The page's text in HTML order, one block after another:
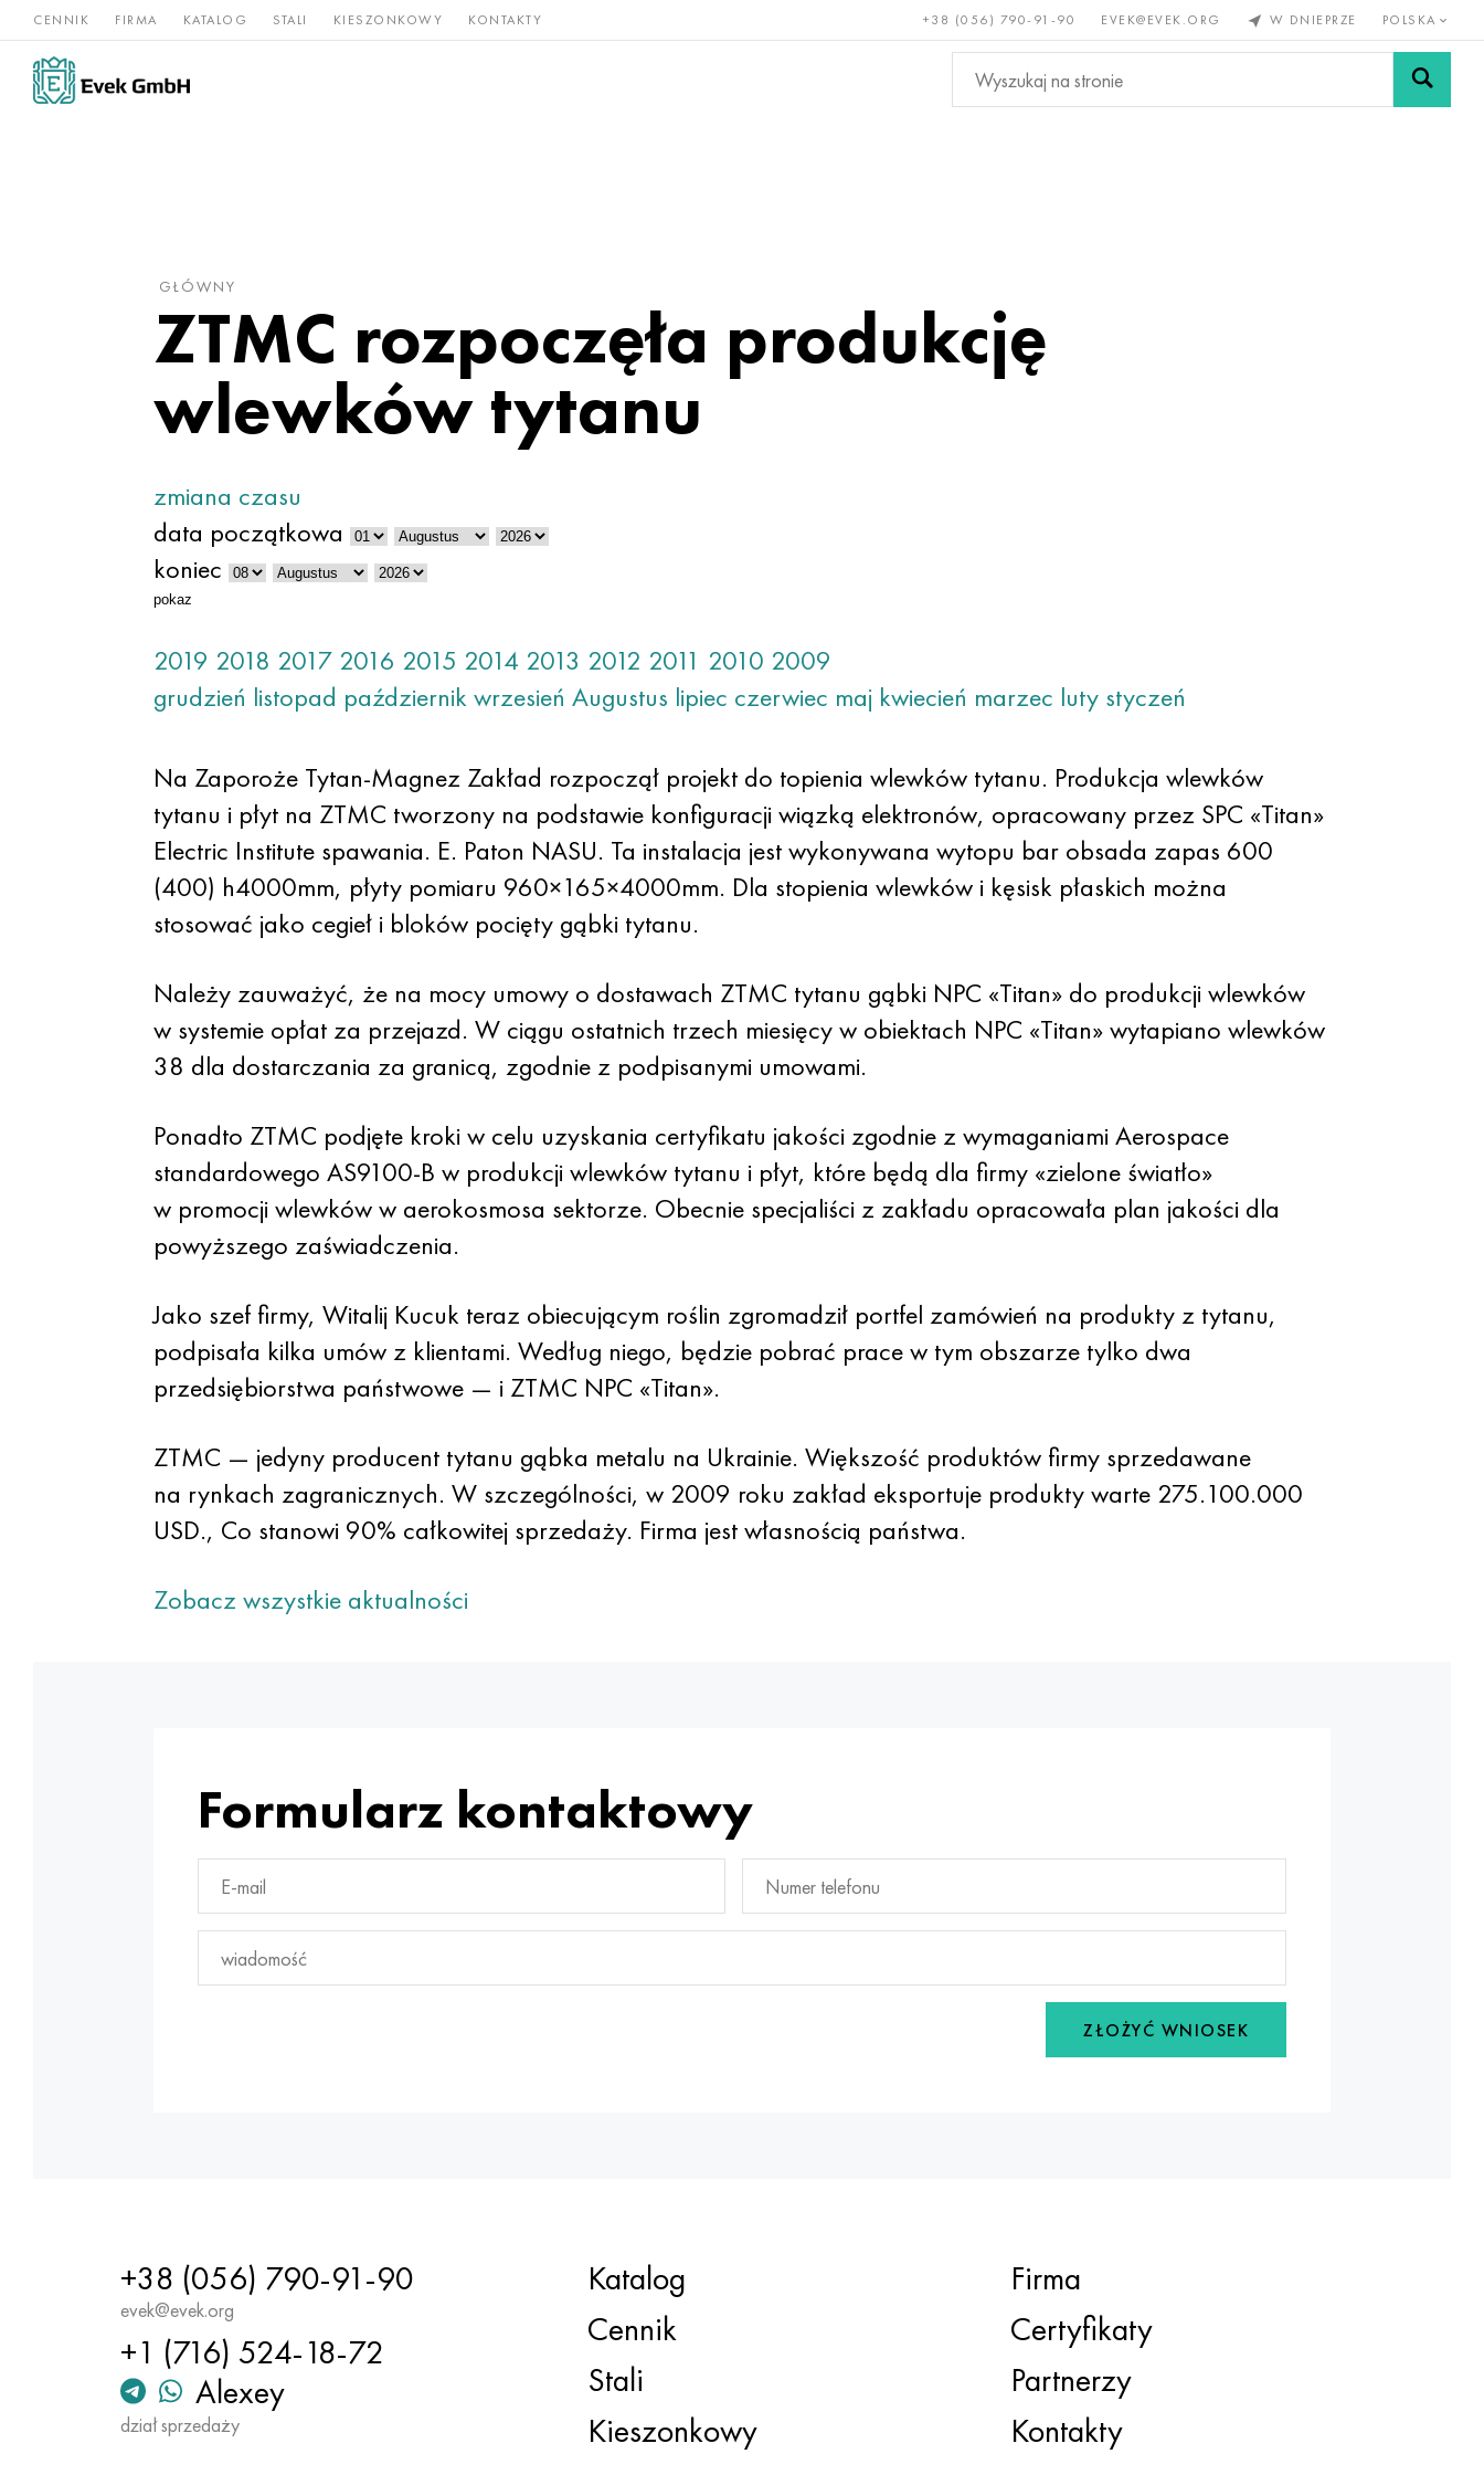
CENNIK FIRMA KATALOG STALI KIESZONKOWY KONTAKTY +38 (056) 790-91-90 EVEK@EVEK.ORG W DNIEPRZE POLSKA
Stopy
niklu
Stal Rzadkie i Brąz, miedź, Metale
nieżelazne
Stali Siatki i
GŁÓWNY
ZTMC rozpoczęła produkcję
wlewków tytanu
zmiana czasu
data początkowa
koniec
pokaz
2019 2018 2017 2016 2015 2014 2013 2012 2011 2010 2009
grudzień listopad październikwrzesień Augustus lipiec czerwiec maj kwiecień marzec luty styczeń
Na Zaporoże Tytan-Magnez Zakład rozpoczął projekt do topienia wlewków tytanu. Produkcja wlewków
tytanu i płyt na ZTMC tworzony na podstawie konfiguracji wiązką elektronów, opracowany przez SPC «Titan»
Electric Institute spawania. E. Paton NASU. Ta instalacja jest wykonywana wytopu bar obsada zapas 600
(400) h4000mm, płyty pomiaru 960×165×4000mm. Dla stopienia wlewków i kęsisk płaskich można
stosować jako cegieł i bloków pocięty gąbki tytanu.
Należy zauważyć, że na mocy umowy o dostawach ZTMC tytanu gąbki NPC «Titan» do produkcji wlewków
w systemie opłat za przejazd. W ciągu ostatnich trzech miesięcy w obiektach NPC «Titan» wytapiano wlewków
38 dla dostarczania za granicą, zgodnie z podpisanymi umowami.
Ponadto ZTMC podjęte kroki w celu uzyskania certyfikatu jakości zgodnie z wymaganiami Aerospace
standardowego AS9100-B w produkcji wlewków tytanu i płyt, które będą dla firmy «zielone światło»
w promocji wlewków w aerokosmosa sektorze. Obecnie specjaliści z zakładu opracowała plan jakości dla
powyższego zaświadczenia.
Jako szef firmy, Witalij Kucuk teraz obiecującym roślin zgromadził portfel zamówień na produkty z tytanu,
podpisała kilka umów z klientami. Według niego, będzie pobrać prace w tym obszarze tylko dwa
przedsiębiorstwa państwowe — i ZTMC NPC «Titan».
ZTMC — jedyny producent tytanu gąbka metalu na Ukrainie. Większość produktów firmy sprzedawane
na rynkach zagranicznych. W szczególności, w 2009 roku zakład eksportuje produkty warte 275.100.000
USD., Co stanowi 90% całkowitej sprzedaży. Firma jest własnością państwa.
Zobacz wszystkie aktualności
Formularz kontaktowy
ZŁOŻYĆ WNIOSEK
+38 (056) 790-91-90
evek@evek.org
+1 (716) 524-18-72
Alexey
dział sprzedaży
Katalog
Cennik
Stali
Kieszonkowy
Firma
Certyfikaty
Partnerzy
Kontakty